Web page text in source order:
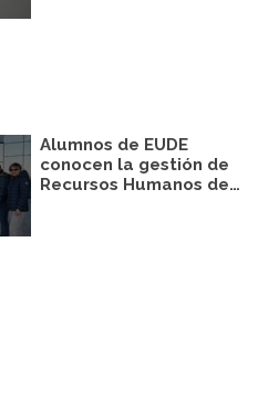
Alumnos de EUDE
conocen la gestión de
Recursos Humanos de…